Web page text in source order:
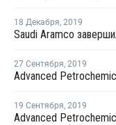
18 Декабря, 2019
27 Сентября, 2019
19 Сентября, 2019